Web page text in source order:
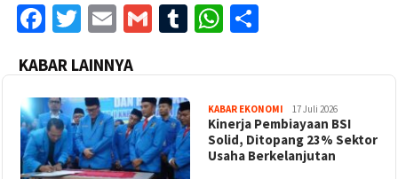
Facebook
Twitter
EmailGmailTumblrWhatsApp
KABAR LAINNYA
KABAR EKONOMI 17 Juli 2026
Kinerja Pembiayaan BSI
Solid, Ditopang 23% Sektor
Usaha Berkelanjutan